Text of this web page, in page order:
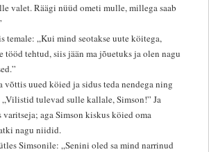
valet. Räägi nüüd ometi mulle, millega saab
temale: „Kui mind seotakse uute köitega,
tööd tehtud, siis jään ma jõuetuks ja olen nagu
võttis uued köied ja sidus teda nendega ning
tulevad sulle kallale, Simson!” Ja
varitseja; aga Simson kiskus köied oma
nagu niidid.
Simsonile: „Senini oled sa mind narrinud